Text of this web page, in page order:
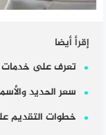
إقرأ أيضا
تعرف على خدمات
سعر الحديد والأسمنت
خطوات التقديم على منحة 50 ألف